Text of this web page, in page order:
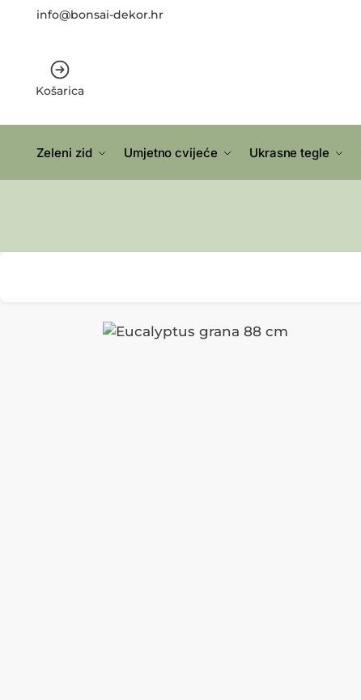
info@bonsai-dekor.hr
Košarica
Zeleni zid Umjetno cvijeće Ukrasne tegle